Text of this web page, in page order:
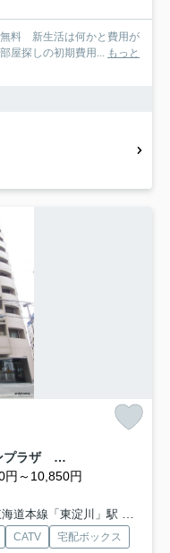
無料 新生活は何かと費用が
屋探しの初期費用... もっと
エステムコート新大阪3ステーションプラザ 仲介手数料無料
円～10,850円
道本線「東淀川」駅 徒歩11分
CATV
宅配ボックス